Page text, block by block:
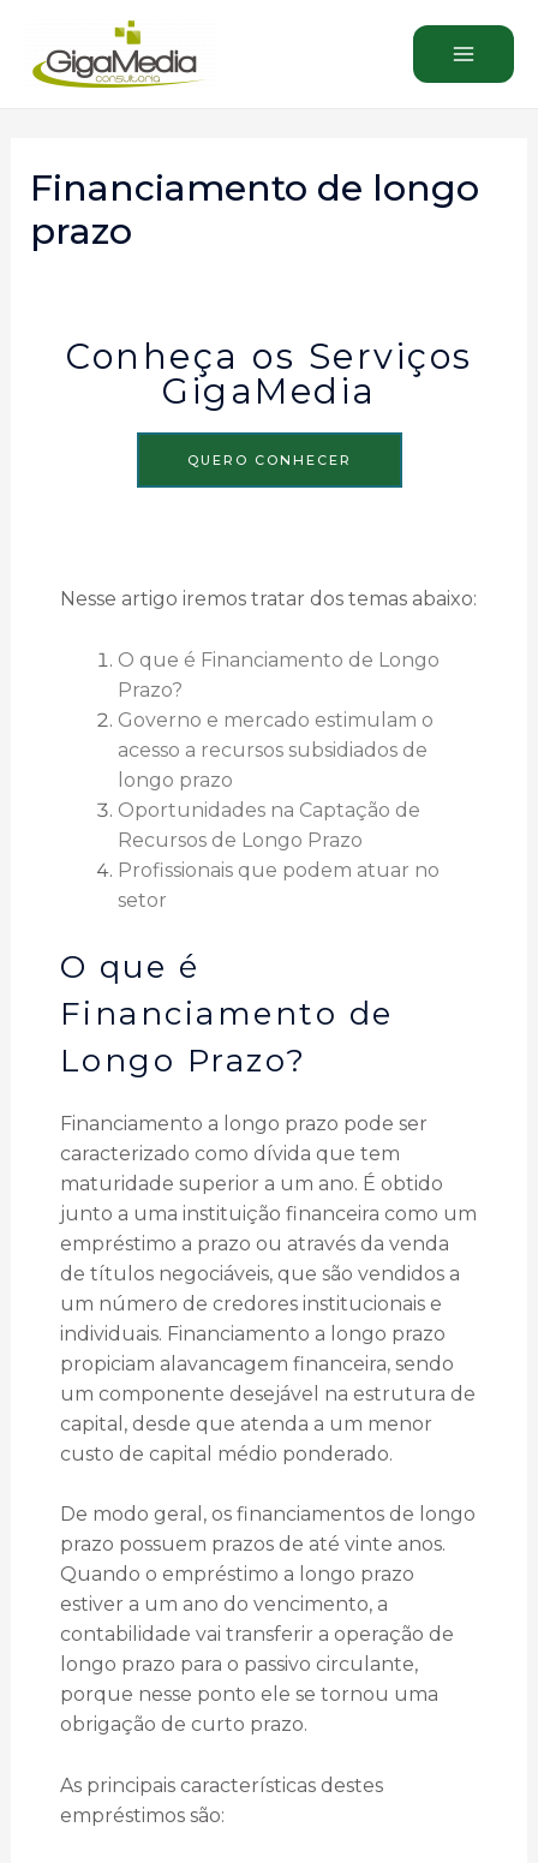
Financiamento de longo
prazo
Conheça os Serviços
GigaMedia
QUERO CONHECER
Nesse artigo iremos tratar dos temas abaixo:
O que é Financiamento de Longo
Prazo?
Governo e mercado estimulam o
acesso a recursos subsidiados de
longo prazo
Oportunidades na Captação de
Recursos de Longo Prazo
Profissionais que podem atuar no
setor
O que é
Financiamento de
Longo Prazo?
Financiamento a longo prazo pode ser
caracterizado como dívida que tem
maturidade superior a um ano. É obtido
junto a uma instituição financeira como um
empréstimo a prazo ou através da venda
de títulos negociáveis, que são vendidos a
um número de credores institucionais e
individuais. Financiamento a longo prazo
propiciam alavancagem financeira, sendo
um componente desejável na estrutura de
capital, desde que atenda a um menor
custo de capital médio ponderado.
De modo geral, os financiamentos de longo
prazo possuem prazos de até vinte anos.
Quando o empréstimo a longo prazo
estiver a um ano do vencimento, a
contabilidade vai transferir a operação de
longo prazo para o passivo circulante,
porque nesse ponto ele se tornou uma
obrigação de curto prazo.
As principais características destes
empréstimos são: